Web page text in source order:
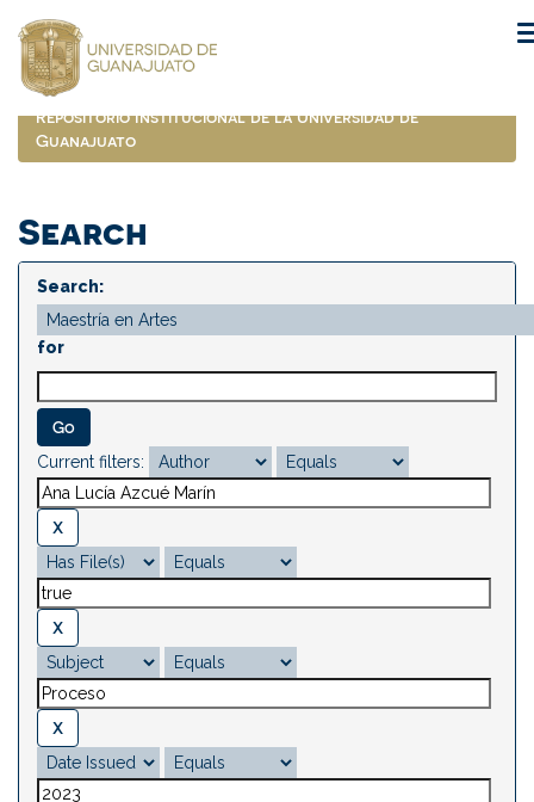
navigation
Repositorio Institucional de la Universidad de
Guanajuato
Search
Search:
for
Current filters: